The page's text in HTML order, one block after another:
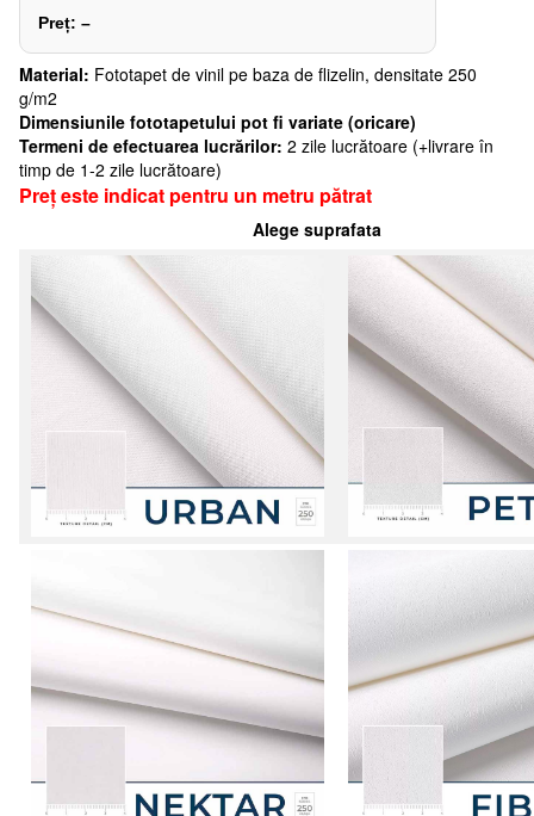
Preț: –
Material: Fototapet de vinil pe baza de flizelin, densitate 250
g/m2
Dimensiunile fototapetului pot fi variate (oricare)
Termeni de efectuarea lucrărilor: 2 zile lucrătoare (+livrare în
timp de 1-2 zile lucrătoare)
Preț este indicat pentru un metru pătrat
Alege suprafata